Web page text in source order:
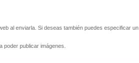
al enviarla. Si deseas también puedes especificar un
poder publicar imágenes.